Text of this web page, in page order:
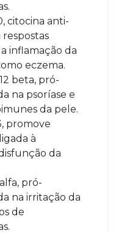
citocina anti-
inflamação da
eczema.
beta, pró-
na psoríase e
da pele.
promove
à
da
pró-
na irritação da
de